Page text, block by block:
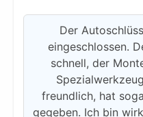
Der
eingeschlossen.
schnell, der
freundlich, hat
gegeben. Ich bin